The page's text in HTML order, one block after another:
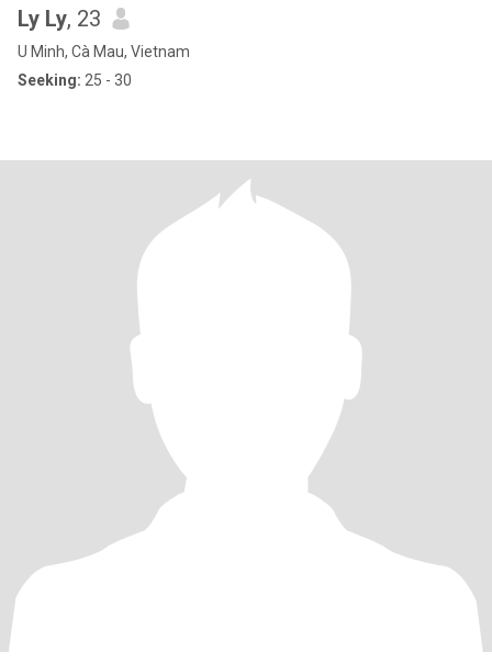
Ly Ly, 23
U Minh, Cà Mau, Vietnam
Seeking: 25 - 30